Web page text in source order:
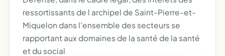
ressortissants de l archipel de Saint-Pierre-et-
Miquelon dans l'ensemble des secteurs se
rapportant aux domaines de la santé de la santé
et du social